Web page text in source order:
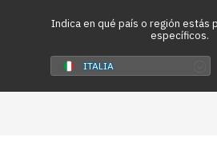
Indica en qué país o región estás
específicos.
ITALIA
May we use cookies to track
your privacy very seriously.
policy for details and any